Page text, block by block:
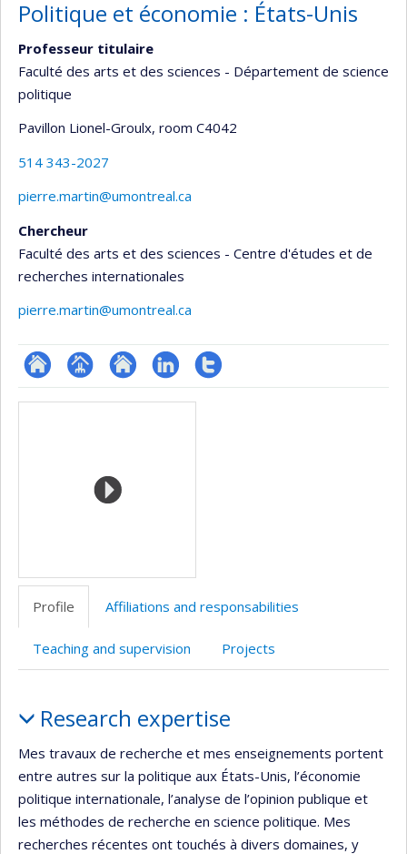
Politique et économie : États-Unis
Professeur titulaire
Faculté des arts et des sciences - Département de science
politique
Pavillon Lionel-Groulx, room C4042
514 343-2027
pierre.martin@umontreal.ca
Chercheur
Faculté des arts et des sciences - Centre d'études et de
recherches internationales
pierre.martin@umontreal.ca
ResearchGate
Page Site
de
recherche
LinkedInCompte
Media
Profile Affiliations and responsabilities
Teaching and supervision Projects
Research expertise
Mes travaux de recherche et mes enseignements portent
entre autres sur la politique aux États-Unis, l’économie
politique internationale, l’analyse de l’opinion publique et
les méthodes de recherche en science politique. Mes
recherches récentes ont touchés à divers domaines, y